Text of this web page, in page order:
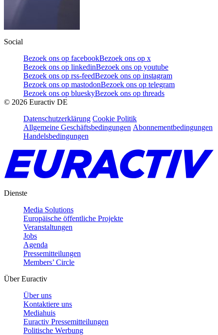
Social
Bezoek ons op facebookBezoek ons op x
Bezoek ons op linkedinBezoek ons op youtube
Bezoek ons op rss-feedBezoek ons op instagram
Bezoek ons op mastodonBezoek ons op telegram
Bezoek ons op blueskyBezoek ons op threads
© 2026 Euractiv DE
Datenschutzerklärung Cookie Politik
Allgemeine Geschäftsbedingungen Abonnementbedingungen
Handelsbedingungen
Dienste
Media Solutions
Europäische öffentliche Projekte
Veranstaltungen
Jobs
Agenda
Pressemitteilungen
Members’ Circle
Über Euractiv
Über uns
Kontaktiere uns
Mediahuis
Euractiv Pressemitteilungen
Politische Werbung